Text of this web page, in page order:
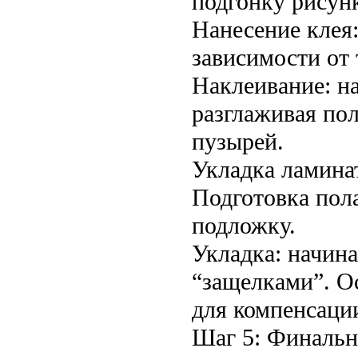
Нанесение
зависимости от
Наклеивание:
разглаживая
пузырей.
Укладка
Подготовка
подложку.
Укладка:
“защелками”.
для
Шаг 5: